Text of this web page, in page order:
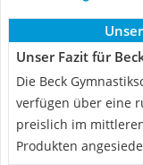
Unser Fazit für
Die Beck
verfügen über eine
preislich im
Produkten